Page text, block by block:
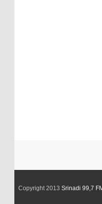
Copyright 2013 Srinadi 99,7